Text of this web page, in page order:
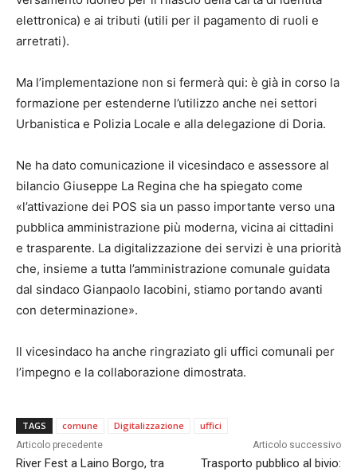
elettronica) e ai tributi (utili per il pagamento di ruoli e
arretrati).
Ma l’implementazione non si fermerà qui: è già in corso la
formazione per estenderne l’utilizzo anche nei settori
Urbanistica e Polizia Locale e alla delegazione di Doria.
Ne ha dato comunicazione il vicesindaco e assessore al
bilancio Giuseppe La Regina che ha spiegato come
«l’attivazione dei POS sia un passo importante verso una
pubblica amministrazione più moderna, vicina ai cittadini
e trasparente. La digitalizzazione dei servizi è una priorità
che, insieme a tutta l’amministrazione comunale guidata
dal sindaco Gianpaolo Iacobini, stiamo portando avanti
con determinazione».
Il vicesindaco ha anche ringraziato gli uffici comunali per
l’impegno e la collaborazione dimostrata.
TAGS comune Digitalizzazione uffici
Articolo precedente
River Fest a Laino Borgo, tra
Articolo successivo
Trasporto pubblico al bivio: